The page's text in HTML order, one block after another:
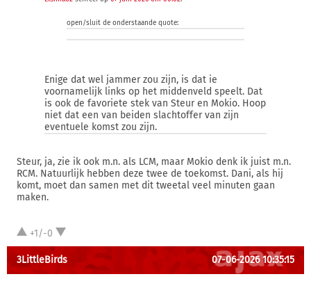
open/sluit de onderstaande quote:
Enige dat wel jammer zou zijn, is dat ie
voornamelijk links op het middenveld speelt. Dat
is ook de favoriete stek van Steur en Mokio. Hoop
niet dat een van beiden slachtoffer van zijn
eventuele komst zou zijn.
Steur, ja, zie ik ook m.n. als LCM, maar Mokio denk ik juist m.n.
RCM. Natuurlijk hebben deze twee de toekomst. Dani, als hij
komt, moet dan samen met dit tweetal veel minuten gaan
maken.
+1/-0
3LittleBirds 07-06-2026 10:35:15